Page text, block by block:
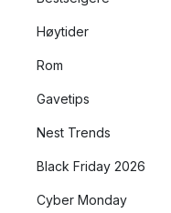
Høytider
Rom
Gavetips
Nest Trends
Black Friday 2026
Cyber Monday